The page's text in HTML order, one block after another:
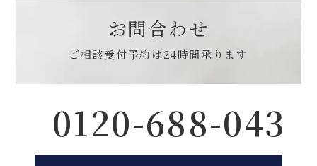
お問合わせ
ご相談受付予約は24時間承ります
0120-688-043